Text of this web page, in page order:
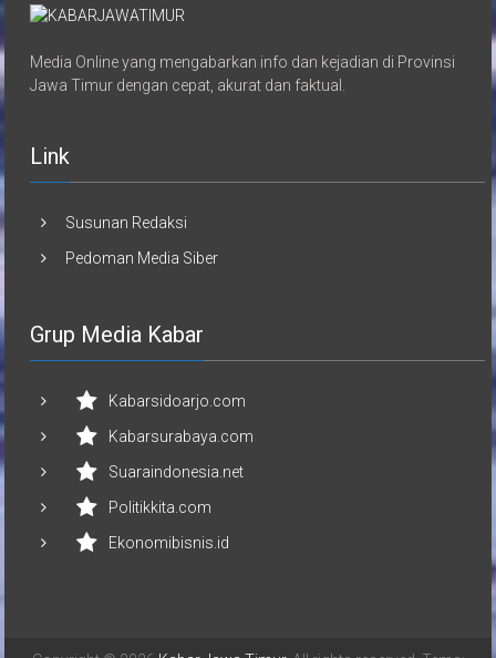
Media Online yang mengabarkan info dan kejadian di Provinsi
Jawa Timur dengan cepat, akurat dan faktual.
Link
Susunan Redaksi
Pedoman Media Siber
Grup Media Kabar
Kabarsidoarjo.com
Kabarsurabaya.com
Suaraindonesia.net
Politikkita.com
Ekonomibisnis.id